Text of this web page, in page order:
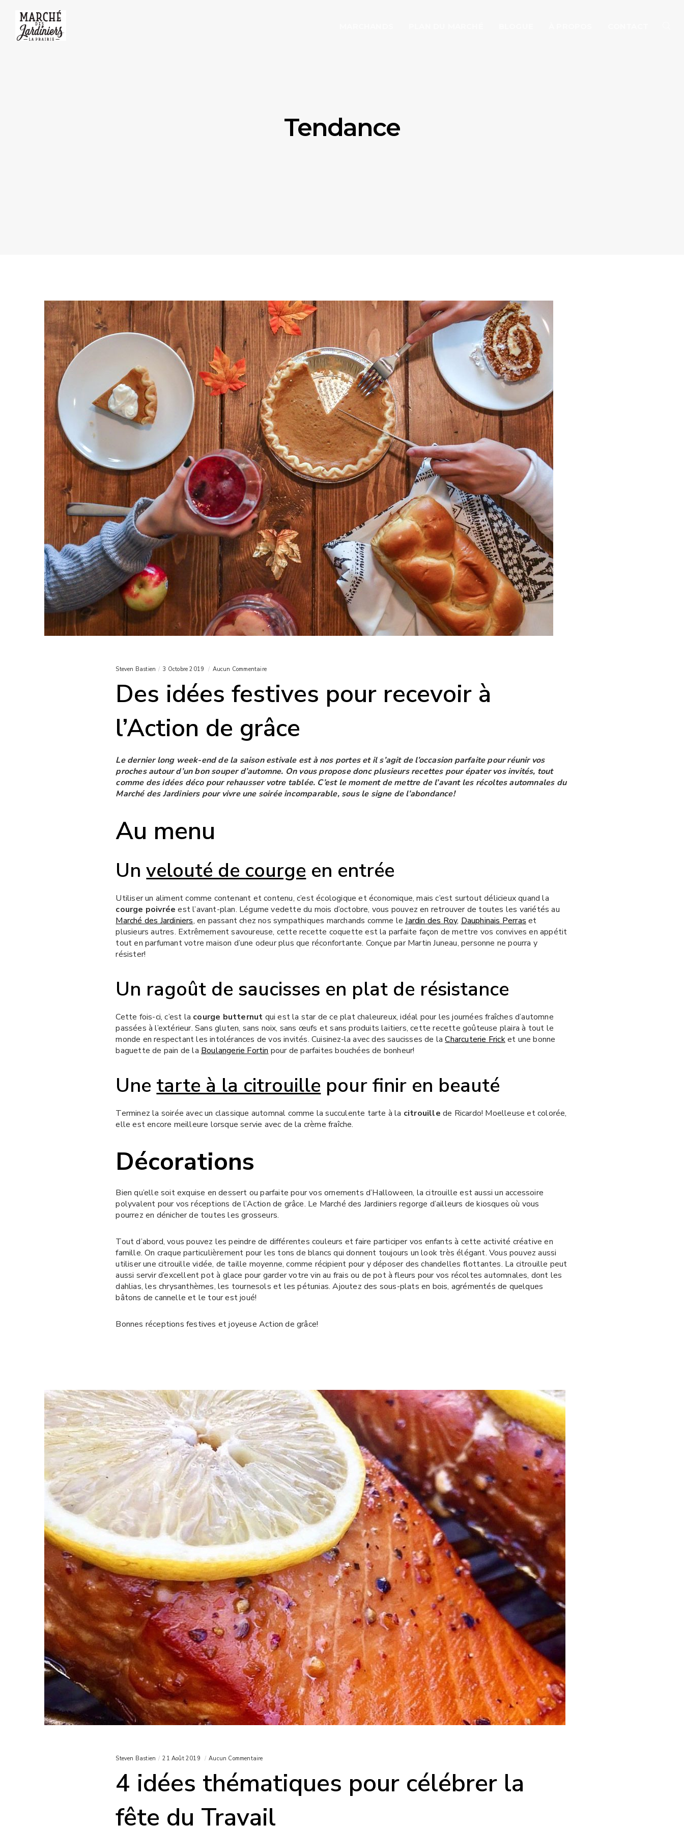
Tendance
Steven Bastien 3 Octobre 2019 Aucun Commentaire
Des idées festives pour recevoir à
l’Action de grâce
Le dernier long week-end de la saison estivale est à nos portes et il s’agit de l’occasion parfaite pour réunir vos
proches autour d’un bon souper d’automne. On vous propose donc plusieurs recettes pour épater vos invités, tout
comme des idées déco pour rehausser votre tablée. C’est le moment de mettre de l’avant les récoltes automnales du
Marché des Jardiniers pour vivre une soirée incomparable, sous le signe de l’abondance!
Au menu
Unvelouté de courge en entrée
Utiliser un aliment comme contenant et contenu, c’est écologique et économique, mais c’est surtout délicieux quand la
courge poivrée est l’avant-plan. Légume vedette du mois d’octobre, vous pouvez en retrouver de toutes les variétés au
Marché des Jardiniers, en passant chez nos sympathiques marchands comme leJardin des Roy, Dauphinais Perras et
plusieurs autres. Extrêmement savoureuse, cette recette coquette est la parfaite façon de mettre vos convives en appétit
tout en parfumant votre maison d’une odeur plus que réconfortante. Conçue par Martin Juneau, personne ne pourra y
résister!
Un ragoût de saucisses en plat de résistance
Cette fois-ci, c’est la courge butternut qui est la star de ce plat chaleureux, idéal pour les journées fraîches d’automne
passées à l’extérieur. Sans gluten, sans noix, sans œufs et sans produits laitiers, cette recette goûteuse plaira à tout le
monde en respectant les intolérances de vos invités. Cuisinez-la avec des saucisses de laCharcuterie Fricket une bonne
baguette de pain de la Boulangerie Fortin pour de parfaites bouchées de bonheur!
Une tarte à la citrouille pour finir en beauté
Terminez la soirée avec un classique automnal comme la succulente tarte à la citrouille de Ricardo! Moelleuse et colorée,
elle est encore meilleure lorsque servie avec de la crème fraîche.
Décorations
Bien qu’elle soit exquise en dessert ou parfaite pour vos ornements d’Halloween, la citrouille est aussi un accessoire
polyvalent pour vos réceptions de l’Action de grâce. Le Marché des Jardiniers regorge d’ailleurs de kiosques où vous
pourrez en dénicher de toutes les grosseurs.
Tout d’abord, vous pouvez les peindre de différentes couleurs et faire participer vos enfants à cette activité créative en
famille. On craque particulièrement pour les tons de blancs qui donnent toujours un look très élégant. Vous pouvez aussi
utiliser une citrouille vidée, de taille moyenne, comme récipient pour y déposer des chandelles flottantes. La citrouille peut
aussi servir d’excellent pot à glace pour garder votre vin au frais ou de pot à fleurs pour vos récoltes automnales, dont les
dahlias, les chrysanthèmes, les tournesols et les pétunias. Ajoutez des sous-plats en bois, agrémentés de quelques
bâtons de cannelle et le tour est joué!
Bonnes réceptions festives et joyeuse Action de grâce!
Steven Bastien 21 Août 2019 Aucun Commentaire
4 idées thématiques pour célébrer la
fête du Travail